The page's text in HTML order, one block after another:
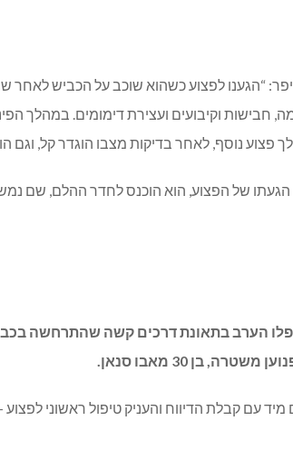
“הגענו לפצוע כשהוא שוכב על הכביש לאחר
חבישות וקיבועים ועצירת דימומים. במהלך
פצוע נוסף, לאחר בדיקות מצבו הוגדר קל, וגם
של הפצוע, הוא הוכנס לחדר ההלם, שם
הערב בתאונת דרכים קשה שהתרחשה
בן 30 מאבו סנאן.
מיד עם קבלת הדיווח והעניק טיפול ראשוני